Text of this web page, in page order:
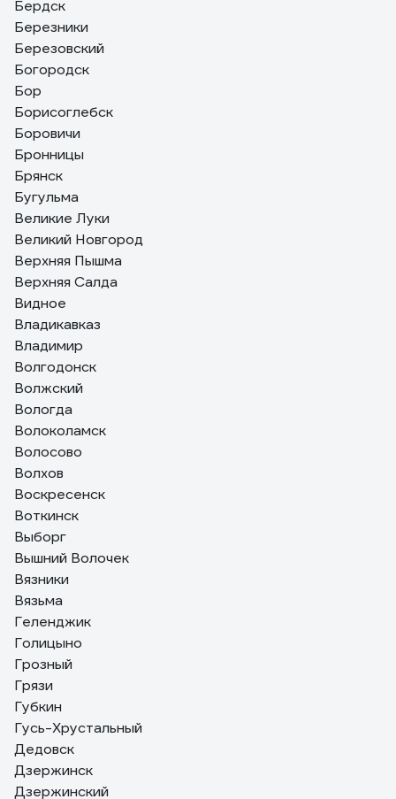
Бердск
Березники
Березовский
Богородск
Бор
Борисоглебск
Боровичи
Бронницы
Брянск
Бугульма
Великие Луки
Великий Новгород
Верхняя Пышма
Верхняя Салда
Видное
Владикавказ
Владимир
Волгодонск
Волжский
Вологда
Волоколамск
Волосово
Волхов
Воскресенск
Воткинск
Выборг
Вышний Волочек
Вязники
Вязьма
Геленджик
Голицыно
Грозный
Грязи
Губкин
Гусь-Хрустальный
Дедовск
Дзержинск
Дзержинский